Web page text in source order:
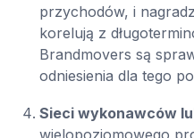
przychodów, i
korelują z
Brandmovers są
odniesienia dla tego
Sieci wykonawców
wielopoziomowego